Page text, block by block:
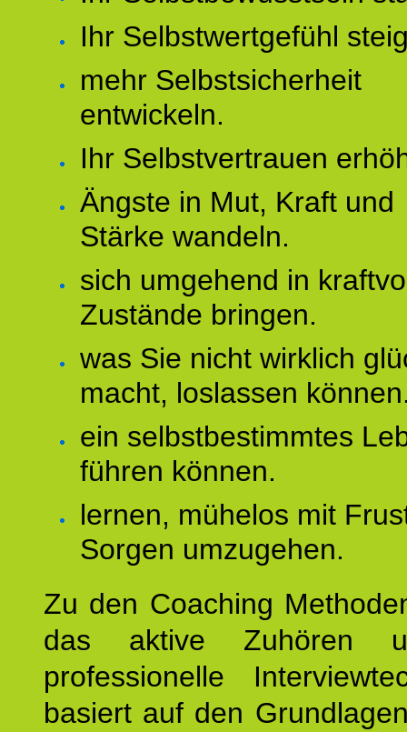
Ihr Selbstwertgefühl
mehr Selbstsicherheit
entwickeln.
Ihr Selbstvertrauen
Ängste in Mut, Kraft und
Stärke wandeln.
sich umgehend in
Zustände bringen.
was Sie nicht wirklich
macht, loslassen
ein selbstbestimmtes
führen können.
lernen, mühelos mit
Sorgen umzugehen.
Zu den Coaching
das aktive Zuhören
professionelle
basiert auf den